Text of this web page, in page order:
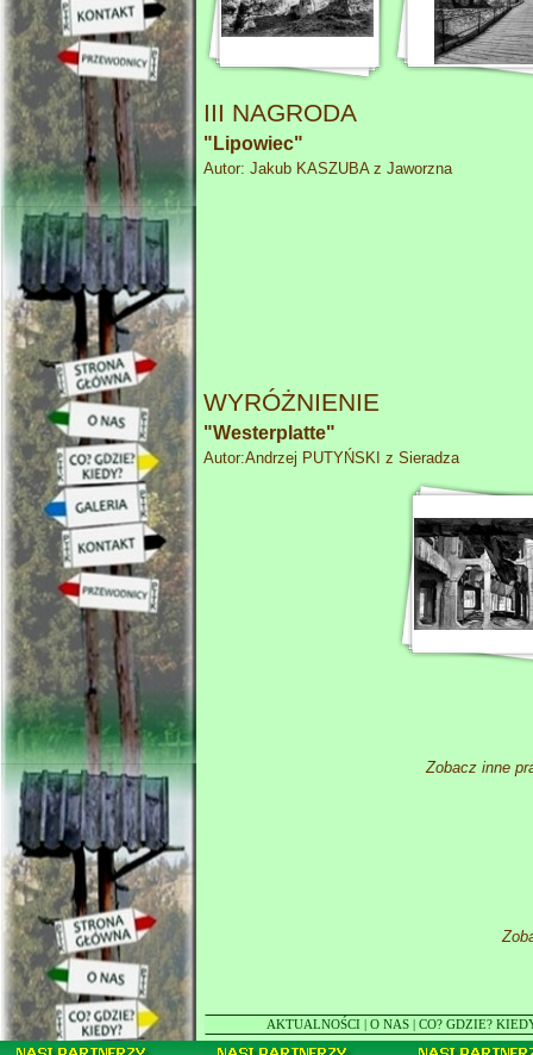
III NAGRODA
"Lipowiec"
Autor: Jakub KASZUBA z Jaworzna
WYRÓŻNIENIE
"Westerplatte"
Autor:Andrzej PUTYŃSKI z Sieradza
Zobacz inne
AKTUALNOŚCI O NAS CO? GDZIE?